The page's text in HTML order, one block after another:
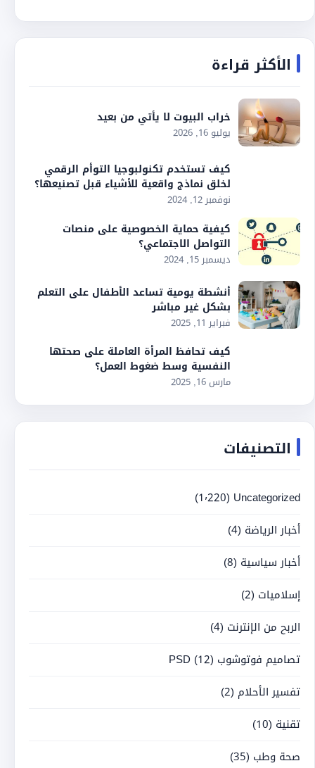
الأكثر قراءة
خراب البيوت لا يأتي من بعيد
يوليو 16, 2026
كيف تستخدم تكنولبوجيا التوأم الرقمي
لخلق نماذج واقعية للأشياء قبل تصنيعها؟
نوفمبر 12, 2024
كيفية حماية الخصوصية على منصات
التواصل الاجتماعي؟
ديسمبر 15, 2024
أنشطة يومية تساعد الأطفال على التعلم
بشكل غير مباشر
فبراير 11, 2025
كيف تحافظ المرأة العاملة على صحتها
النفسية وسط ضغوط العمل؟
مارس 16, 2025
التصنيفات
Uncategorized (1٬220)
أخبار الرياضة (4)
أخبار سياسية (8)
إسلاميات (2)
الربح من الإنترنت (4)
تصاميم فوتوشوب PSD (12)
تفسير الأحلام (2)
تقنية (10)
صحة وطب (35)